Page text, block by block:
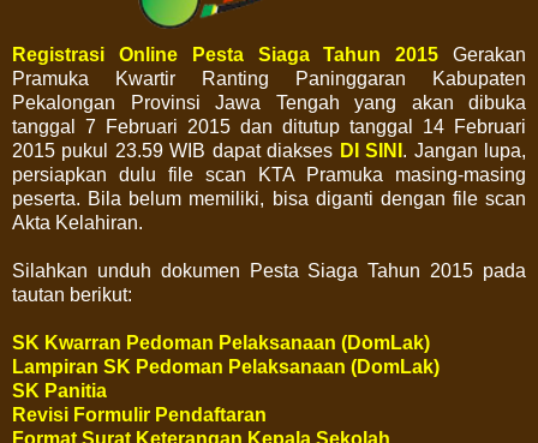
Registrasi Online Pesta Siaga Tahun 2015 Gerakan
Pramuka Kwartir Ranting Paninggaran Kabupaten
Pekalongan Provinsi Jawa Tengah yang akan dibuka
tanggal 7 Februari 2015 dan ditutup tanggal 14 Februari
2015 pukul 23.59 WIB dapat diakses DI SINI . Jangan lupa,
persiapkan dulu file scan KTA Pramuka masing-masing
peserta. Bila belum memiliki, bisa diganti dengan file scan
Akta Kelahiran.
Silahkan unduh dokumen Pesta Siaga Tahun 2015 pada
tautan berikut:
SK Kwarran Pedoman Pelaksanaan (DomLak)
Lampiran SK Pedoman Pelaksanaan (DomLak)
SK Panitia
Revisi Formulir Pendaftaran
Format Surat Keterangan Kepala Sekolah